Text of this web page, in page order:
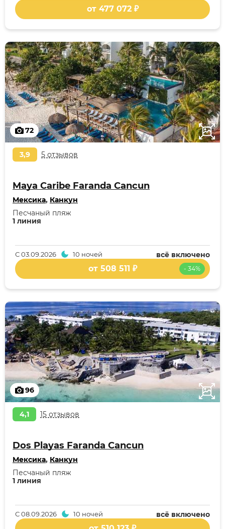
от 477 072 ₽
72
3,9 5 отзывов
Maya Caribe Faranda Cancun
Мексика, Канкун
1 линия
Песчаный пляж
всё включено
С03.09.2026 10 ночей
- 34%
от 508 511 ₽
96
4,1 15 отзывов
Dos Playas Faranda Cancun
Мексика, Канкун
1 линия
Песчаный пляж
всё включено
С08.09.2026 10 ночей